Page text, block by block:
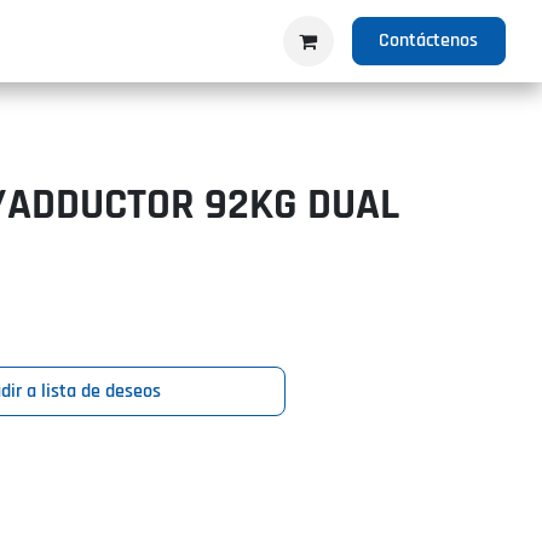
Contáctenos
92KG DUAL
a lista de deseos